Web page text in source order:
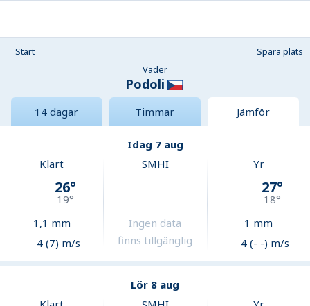
Start
Spara plats
Väder
Podoli
14 dagar Timmar Jämför
Idag 7 aug
Klart
26°
19°
1,1 mm
4 (7) m/s
SMHI
Ingen data
finns tillgänglig
Yr
27°
18°
1 mm
4 (- -) m/s
Lör 8 aug